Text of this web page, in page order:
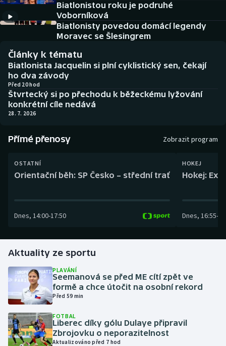
Baseball a softbal
Biatlon
Boby a skeleton
Box
Curling
Dostihy
Gymnastika
Házená
Jezdectví
Judo
Historické návraty
Aplikace ČT sport
AZ kvíz
Biatlonistou roku je podruhé
Voborníková
Biatlonisty povedou domácí legendy
Moravec se Šlesingrem
Články k tématu
Biatlonista Jacquelin si plní cyklistický sen, čekají
ho dva závody
Před 20 hod
Štvrtecký si po přechodu k běžeckému lyžování
konkrétní cíle nedává
28. 7. 2026
Přímé přenosy Zobrazit program
OSTATNÍ
Orientační běh: SP Česko – střední trať
Dnes, 14:00-17:50
HOKEJ
Hokej:
Dnes, 16:55-
Aktuality ze sportu
PLAVÁNÍ
Seemanová se před ME cítí zpět ve
formě a chce útočit na osobní rekord
Před 59 min
FOTBAL
Liberec díky gólu Dulaye připravil
Zbrojovku o neporazitelnost
Aktualizováno před 7 hod